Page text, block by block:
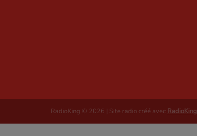
RadioKing © 2026 | Site radio créé avec RadioKing